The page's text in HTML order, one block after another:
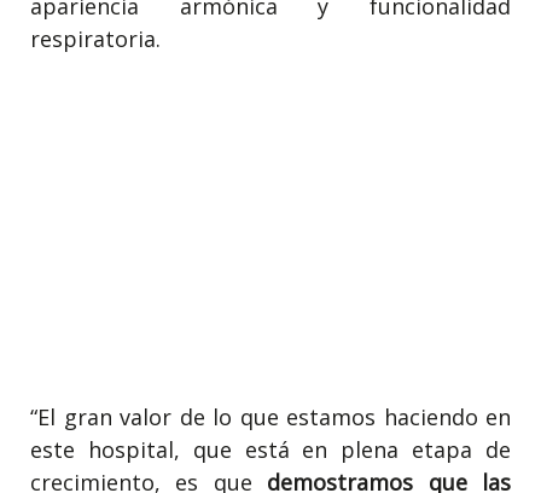
respiratoria.
“El gran valor de lo que estamos haciendo en
este hospital, que está en plena etapa de
crecimiento, es que demostramos que las